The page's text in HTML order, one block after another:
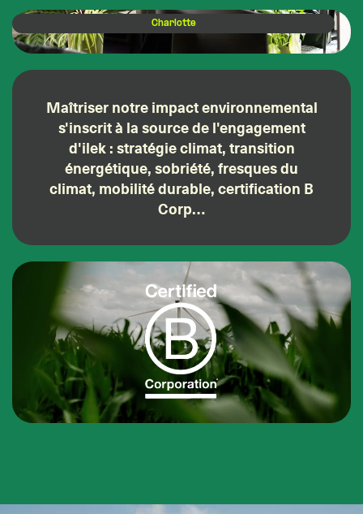
Charlotte
Maîtriser notre impact environnemental
s'inscrit à la source de l'engagement
d'ilek : stratégie climat, transition
énergétique, sobriété, fresques du
climat, mobilité durable, certification B
Corp…